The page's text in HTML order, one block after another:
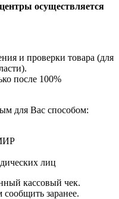
осуществляется
и проверки товара (для
после 100%
для Вас способом:
лиц
кассовый чек.
заранее.